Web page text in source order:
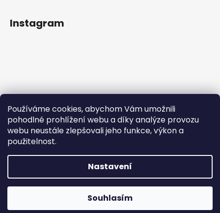
Používáme cookies, abychom Vám umožnili
pohodlné prohlížení webu a díky analýze provozu
webu neustále zlepšovali jeho funkce, výkon a
použitelnost.
Nastavení
Souhlasím
Instagram
Copyright 2026IN Style taneční obuv. Všechna práva
vyhrazena.